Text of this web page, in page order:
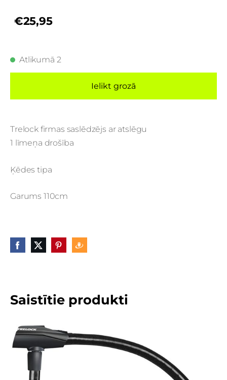
€25,95
Atlikumā 2
Ielikt grozā
Trelock firmas saslēdzējs ar atslēgu
1 līmeņa drošība
Ķēdes tipa
Garums 110cm
Saistītie produkti